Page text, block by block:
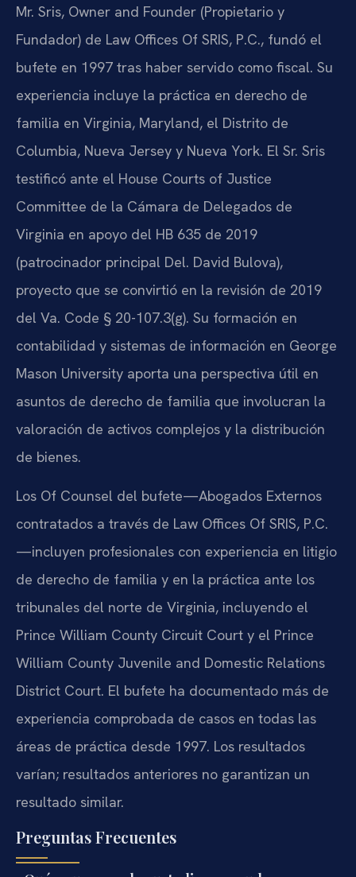
Mr. Sris, Owner and Founder (Propietario y
Fundador) de Law Offices Of SRIS, P.C., fundó el
bufete en 1997 tras haber servido como fiscal. Su
experiencia incluye la práctica en derecho de
familia en Virginia, Maryland, el Distrito de
Columbia, Nueva Jersey y Nueva York. El Sr. Sris
testificó ante el House Courts of Justice
Committee de la Cámara de Delegados de
Virginia en apoyo del HB 635 de 2019
(patrocinador principal Del. David Bulova),
proyecto que se convirtió en la revisión de 2019
del Va. Code § 20-107.3(g). Su formación en
contabilidad y sistemas de información en George
Mason University aporta una perspectiva útil en
asuntos de derecho de familia que involucran la
valoración de activos complejos y la distribución
de bienes.
Los Of Counsel del bufete—Abogados Externos
contratados a través de Law Offices Of SRIS, P.C.
—incluyen profesionales con experiencia en litigio
de derecho de familia y en la práctica ante los
tribunales del norte de Virginia, incluyendo el
Prince William County Circuit Court y el Prince
William County Juvenile and Domestic Relations
District Court. El bufete ha documentado más de
experiencia comprobada de casos en todas las
áreas de práctica desde 1997. Los resultados
varían; resultados anteriores no garantizan un
resultado similar.
Preguntas Frecuentes